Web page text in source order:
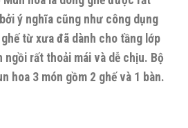
ý nghĩa cũng như công dụng
từ xưa đã dành cho tầng lớp
ngồi rất thoải mái và dễ chịu. Bộ
hoa 3 món gồm 2 ghế và 1 bàn.